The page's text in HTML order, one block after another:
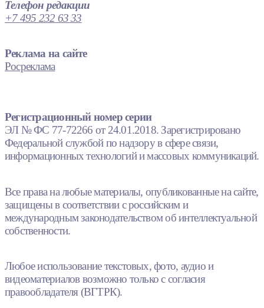
Телефон редакции
+7 495 232 63 33
Реклама на сайте
Росреклама
Регистрационный номер серии
ЭЛ № ФС 77-72266 от 24.01.2018. Зарегистрировано
Федеральной службой по надзору в сфере связи,
информационных технологий и массовых коммуникаций.
Все права на любые материалы, опубликованные на сайте,
защищены в соответствии с российским и
международным законодательством об интеллектуальной
собственности.
Любое использование текстовых, фото, аудио и
видеоматериалов возможно только с согласия
правообладателя (ВГТРК).